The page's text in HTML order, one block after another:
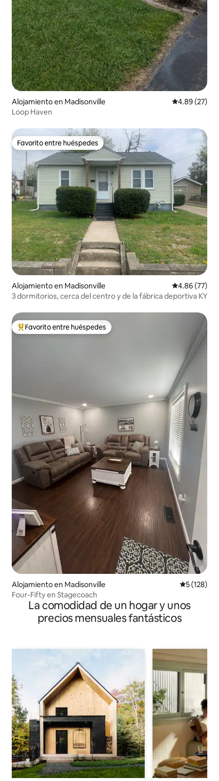
Alojamiento en Madisonville Calificación
4.89 (27)
Loop Haven
Favorito entre huéspedes
Favorito entre huéspedes
Alojamiento en Madisonville Calificación
4.86 (77)
3 dormitorios, cerca del centro y de la fábrica deportiva KY
Favorito entre huéspedes preferido
Favorito entre huéspedes
Alojamiento en Madisonville
5 (128)
Four-Fifty en Stagecoach
La comodidad de un hogar y unos
precios mensuales fantásticos